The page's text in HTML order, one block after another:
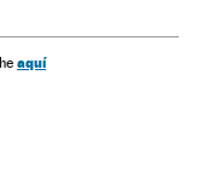
aquí